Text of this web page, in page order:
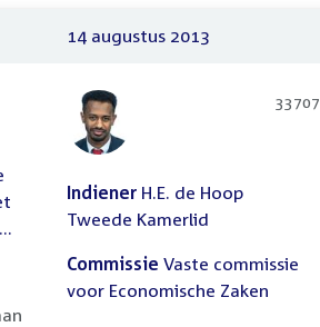
14 augustus 2013
33707
Indiener H.E. de Hoop
Tweede Kamerlid
Commissie Vaste commissie
voor Economische Zaken